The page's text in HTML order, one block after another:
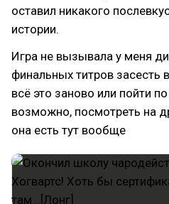
оставил никакого
истории.
Игра не вызывала у меня
финальных титров засесть
всё это заново или пойти
возможно, посмотреть на
она есть тут вообще